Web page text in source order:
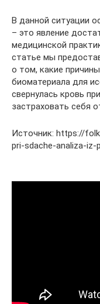
В данной ситуации
– это явление
медицинской
статье мы
о том, какие
биоматериала для
свернулась кровь
застраховать себя
Источник: https://
pri-sdache-analiza-